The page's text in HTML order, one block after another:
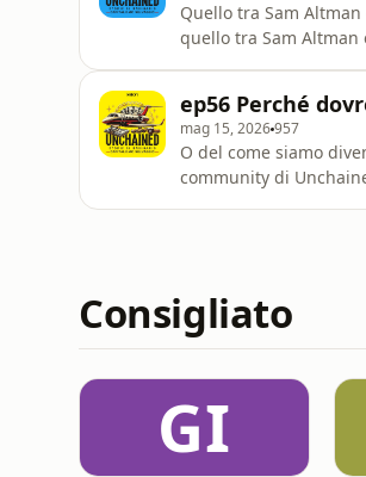
Quello tra Sam
quello tra Sam
ep56 Perché
mag 15, 2026957
O del come siamo
community di
Consigliato
GI